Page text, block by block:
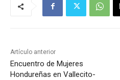
Artículo anterior
Encuentro de Mujeres
Hondureñas en Vallecito-